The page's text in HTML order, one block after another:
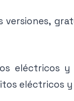
versiones,
eléctricos
eléctricos